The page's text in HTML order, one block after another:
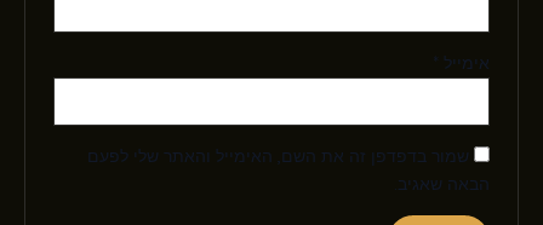
אימייל *
שמור בדפדפן זה את השם, האימייל והאתר שלי לפעם
הבאה שאגיב.